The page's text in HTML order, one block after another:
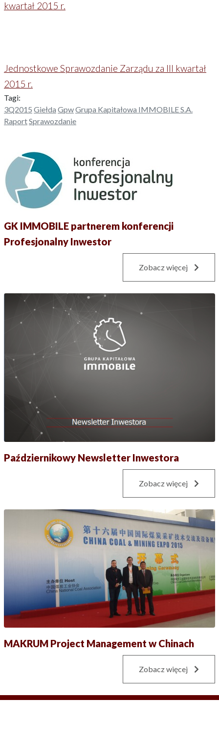
kwartał 2015 r.
Jednostkowe Sprawozdanie Zarządu za III kwartał
2015 r.
Tagi:
3Q2015 Giełda GpwGrupa Kapitałowa IMMOBILE S.A.
RaportSprawozdanie
GK IMMOBILE partnerem konferencji
Profesjonalny Inwestor
Zobacz więcej
Październikowy Newsletter Inwestora
Zobacz więcej
MAKRUM Project Management w Chinach
Zobacz więcej